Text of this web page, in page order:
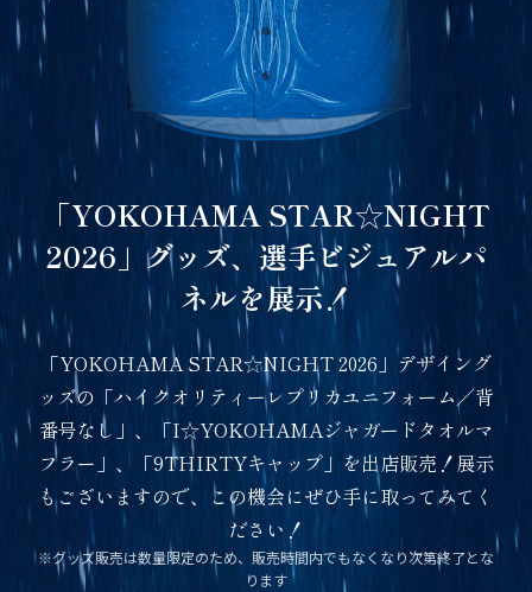
「YOKOHAMA STAR☆NIGHT
2026」グッズ、選手ビジュアルパ
ネルを展示！
「YOKOHAMA STAR☆NIGHT 2026」デザイング
ッズの「ハイクオリティーレプリカユニフォーム／背
番号なし」、「I☆YOKOHAMAジャガードタオルマ
フラー」、「9THIRTYキャップ」を出店販売！展示
もございますので、この機会にぜひ手に取ってみてく
ださい！
※グッズ販売は数量限定のため、販売時間内でもなくなり次第終了とな
ります